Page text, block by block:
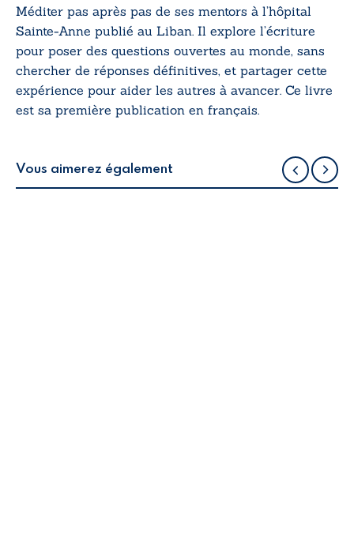
Méditer pas après pas de ses mentors à l’hôpital
Sainte-Anne publié au Liban. Il explore l’écriture
pour poser des questions ouvertes au monde, sans
chercher de réponses définitives, et partager cette
expérience pour aider les autres à avancer. Ce livre
est sa première publication en français.
Vous aimerez également